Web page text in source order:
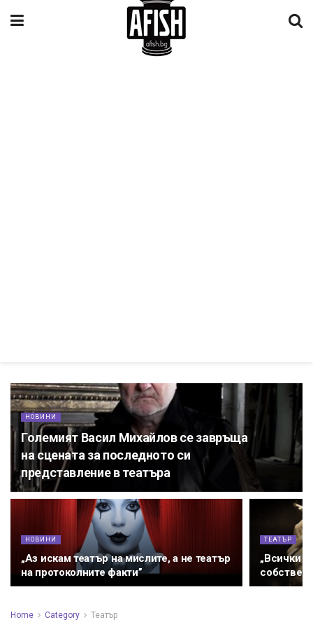
НОВИНИ
Големият Васил Михайлов се завръща
на сцената за последното си
представление в театъра
НОВИНИ
„Аз искам театър на мислите, а не театър
на протоколните факти”
ТЕАТЪР
„Всички
Home Category Театър